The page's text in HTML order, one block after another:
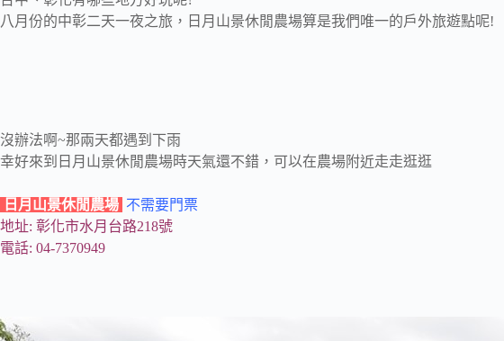
八月份的中彰二天一夜之旅，日月山景休閒農場算是我們唯一的戶外旅遊點呢!
沒辦法啊~那兩天都遇到下雨
幸好來到日月山景休閒農場時天氣還不錯，可以在農場附近走走逛逛
日月山景休閒農場 不需要門票
地址: 彰化市水月台路218號
電話: 04-7370949